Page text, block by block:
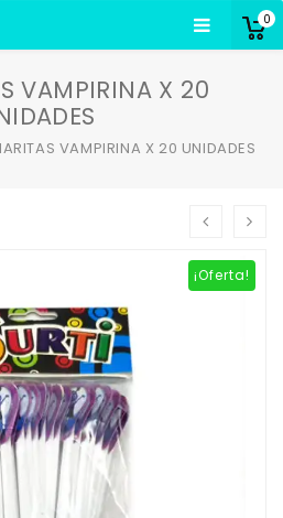
0
VAMPIRINA X 20
VAMPIRINA X 20 UNIDADES
¡Oferta!